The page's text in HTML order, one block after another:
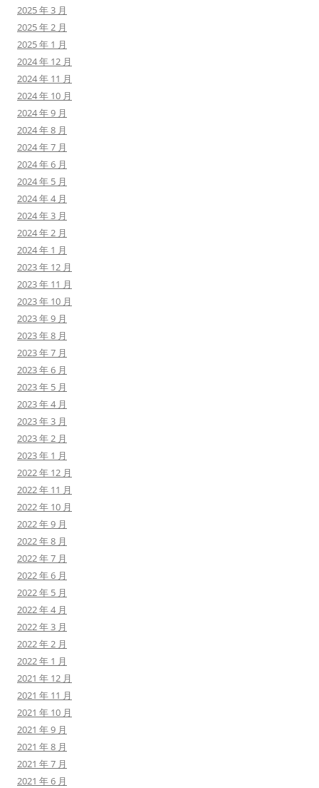
2025 年 3 月
2025 年 2 月
2025 年 1 月
2024 年 12 月
2024 年 11 月
2024 年 10 月
2024 年 9 月
2024 年 8 月
2024 年 7 月
2024 年 6 月
2024 年 5 月
2024 年 4 月
2024 年 3 月
2024 年 2 月
2024 年 1 月
2023 年 12 月
2023 年 11 月
2023 年 10 月
2023 年 9 月
2023 年 8 月
2023 年 7 月
2023 年 6 月
2023 年 5 月
2023 年 4 月
2023 年 3 月
2023 年 2 月
2023 年 1 月
2022 年 12 月
2022 年 11 月
2022 年 10 月
2022 年 9 月
2022 年 8 月
2022 年 7 月
2022 年 6 月
2022 年 5 月
2022 年 4 月
2022 年 3 月
2022 年 2 月
2022 年 1 月
2021 年 12 月
2021 年 11 月
2021 年 10 月
2021 年 9 月
2021 年 8 月
2021 年 7 月
2021 年 6 月